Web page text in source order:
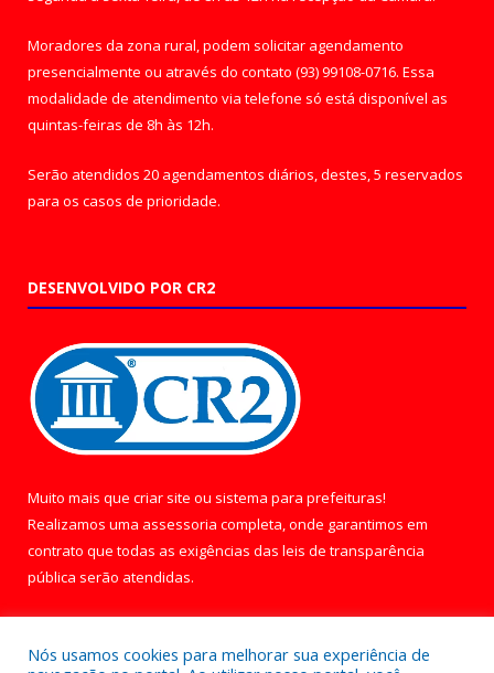
Moradores da zona rural, podem solicitar agendamento
presencialmente ou através do contato (93) 99108-0716. Essa
modalidade de atendimento via telefone só está disponível as
quintas-feiras de 8h às 12h.
Serão atendidos 20 agendamentos diários, destes, 5 reservados
para os casos de prioridade.
DESENVOLVIDO POR CR2
Muito mais que criar site ou sistema para prefeituras!
Realizamos uma assessoria completa, onde garantimos em
contrato que todas as exigências das leis de transparência
pública serão atendidas.
Nós usamos cookies para melhorar sua experiência de